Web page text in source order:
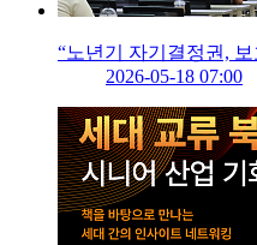
“노년기 자기결정권,
2026-05-18 07:00